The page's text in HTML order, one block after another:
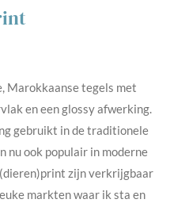
Marokkaanse tegels met
en een glossy afwerking.
gebruikt in de traditionele
nu ook populair in moderne
zijn verkrijgbaar
markten waar ik sta en